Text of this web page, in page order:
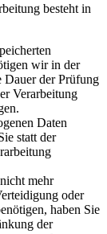
besteht in
wir in der
Dauer der Prüfung
Verarbeitung
Daten
statt der
mehr
oder
haben Sie
der